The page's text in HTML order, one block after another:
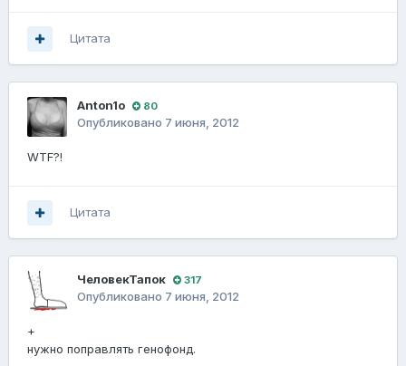
Цитата
Anton1o 80
Опубликовано 7 июня, 2012
WTF?!
Цитата
ЧеловекТапок 317
Опубликовано 7 июня, 2012
+
нужно поправлять генофонд.